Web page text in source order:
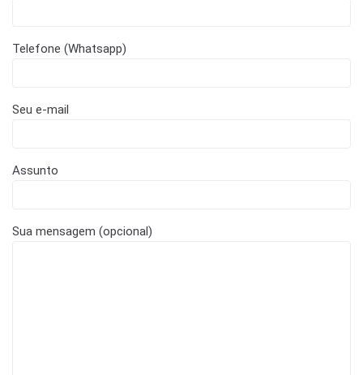
Telefone (Whatsapp)
Seu e-mail
Assunto
Sua mensagem (opcional)